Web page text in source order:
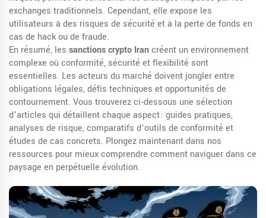
exchanges traditionnels. Cependant, elle expose les
utilisateurs à des risques de sécurité et à la perte de fonds en
cas de hack ou de fraude.
En résumé, les sanctions crypto Irancréent un environnement
complexe où conformité, sécurité et flexibilité sont
essentielles. Les acteurs du marché doivent jongler entre
obligations légales, défis techniques et opportunités de
contournement. Vous trouverez ci‑dessous une sélection
d’articles qui détaillent chaque aspect : guides pratiques,
analyses de risque, comparatifs d’outils de conformité et
études de cas concrets. Plongez maintenant dans nos
ressources pour mieux comprendre comment naviguer dans ce
paysage en perpétuelle évolution.